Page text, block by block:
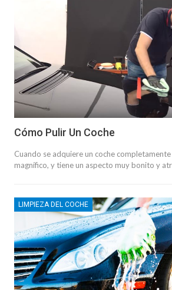
Cómo Pulir Un Coche
Cuando se adquiere un coche
magnífico, y tiene un aspecto muy bonito y
LIMPIEZA DEL COCHE